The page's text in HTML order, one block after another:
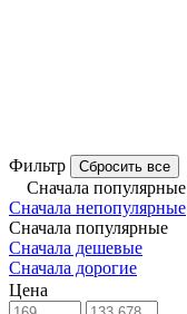
Фильтр Сбросить все
Сначала популярные
Сначала непопулярные
Сначала популярные
Сначала дешевые
Сначала дорогие
Цена